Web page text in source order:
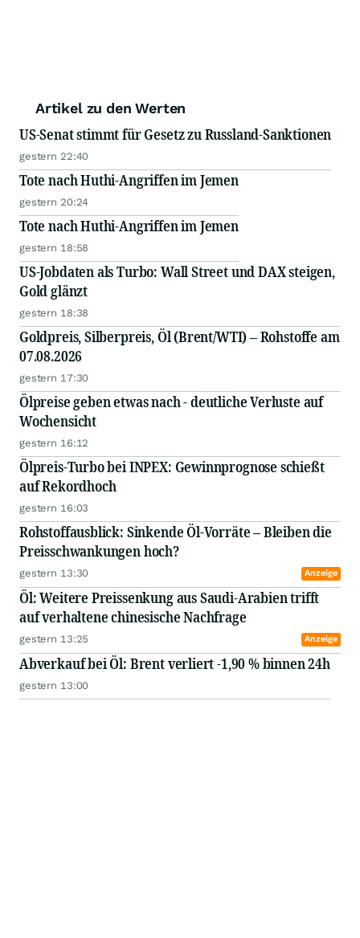
Artikel zu den Werten
US-Senat stimmt für Gesetz zu Russland-Sanktionen
gestern 22:40
Tote nach Huthi-Angriffen im Jemen
gestern 20:24
Tote nach Huthi-Angriffen im Jemen
gestern 18:58
US-Jobdaten als Turbo: Wall Street und DAX steigen,
Gold glänzt
gestern 18:38
Goldpreis, Silberpreis, Öl (Brent/WTI) – Rohstoffe am
07.08.2026
gestern 17:30
Ölpreise geben etwas nach - deutliche Verluste auf
Wochensicht
gestern 16:12
Ölpreis-Turbo bei INPEX: Gewinnprognose schießt
auf Rekordhoch
gestern 16:03
Rohstoffausblick: Sinkende Öl-Vorräte – Bleiben die
Preisschwankungen hoch?
gestern 13:30 Anzeige
Öl: Weitere Preissenkung aus Saudi-Arabien trifft
auf verhaltene chinesische Nachfrage
gestern 13:25 Anzeige
Abverkauf bei Öl: Brent verliert -1,90 % binnen 24h
gestern 13:00